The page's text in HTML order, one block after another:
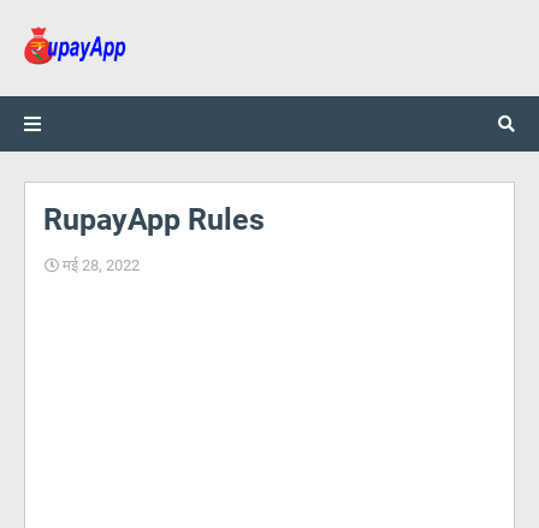
RupayApp Rules
मई 28, 2022